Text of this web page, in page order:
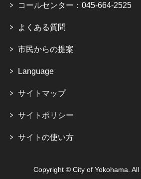
コールセンター：045-664-2525
よくある質問
市民からの提案
Language
サイトマップ
サイトポリシー
サイトの使い方
Copyright © City of Yokohama. All